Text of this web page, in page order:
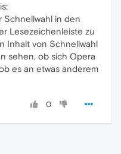
Schnellwahl in den
Lesezeichenleiste zu
Inhalt von Schnellwahl
sehen, ob sich Opera
es an etwas anderem
0